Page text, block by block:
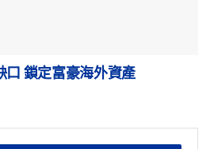
口 鎖定富豪海外資產